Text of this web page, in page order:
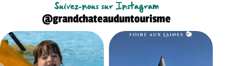
Suivez-nous sur Instagram
@grandchateauduntourisme